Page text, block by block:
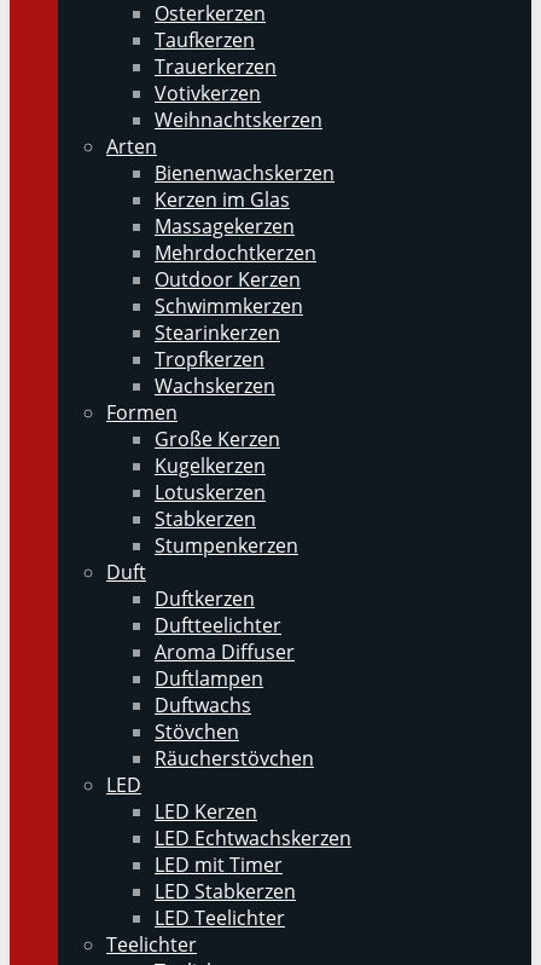
Osterkerzen
Taufkerzen
Trauerkerzen
Votivkerzen
Weihnachtskerzen
Arten
Bienenwachskerzen
Kerzen im Glas
Massagekerzen
Mehrdochtkerzen
Outdoor Kerzen
Schwimmkerzen
Stearinkerzen
Tropfkerzen
Wachskerzen
Formen
Große Kerzen
Kugelkerzen
Lotuskerzen
Stabkerzen
Stumpenkerzen
Duft
Duftkerzen
Duftteelichter
Aroma Diffuser
Duftlampen
Duftwachs
Stövchen
Räucherstövchen
LED
LED Kerzen
LED Echtwachskerzen
LED mit Timer
LED Stabkerzen
LED Teelichter
Teelichter